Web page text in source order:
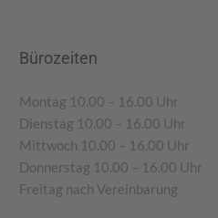
Bürozeiten
Montag 10.00 – 16.00 Uhr
Dienstag 10.00 – 16.00 Uhr
Mittwoch 10.00 – 16.00 Uhr
Donnerstag 10.00 – 16.00 Uhr
Freitag nach Vereinbarung